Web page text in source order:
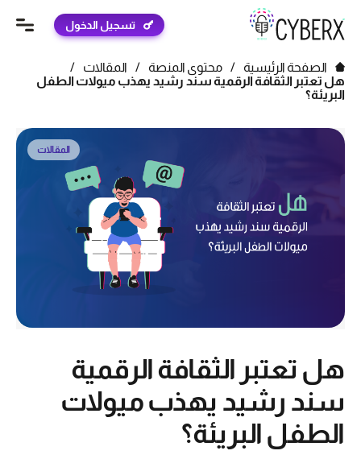
تسجيل الدخول
الصفحة الرئيسية / محتوى المنصة / المقالات
/
هل تعتبر الثقافة الرقمية سند رشيد يهذب ميولات الطفل
البريئة؟
المقالات
هل تعتبر الثقافة الرقمية
سند رشيد يهذب ميولات
الطفل البريئة؟